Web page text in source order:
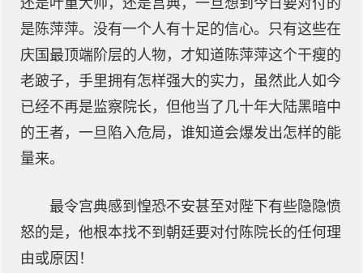
还是叶重大帅，还是宫典，一旦想到今日要对付的
是陈萍萍。没有一个人有十足的信心。只有这些在
庆国最顶端阶层的人物，才知道陈萍萍这个干瘦的
老跛子，手里拥有怎样强大的实力，虽然此人如今
已经不再是监察院长，但他当了几十年大陆黑暗中
的王者，一旦陷入危局，谁知道会爆发出怎样的能
量来。
最令宫典感到惶恐不安甚至对陛下有些隐隐愤
怒的是，他根本找不到朝廷要对付陈院长的任何理
由或原因！